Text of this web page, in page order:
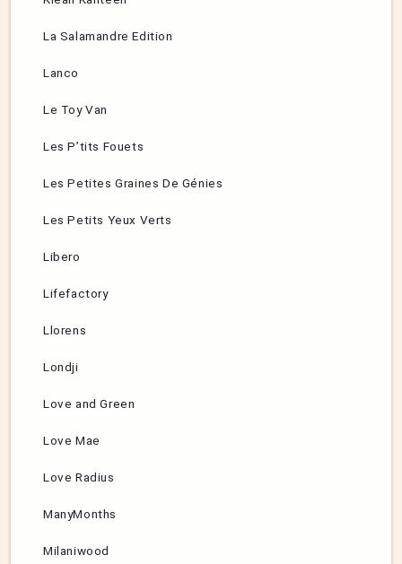
La Salamandre Edition
Lanco
Le Toy Van
Les P’tits Fouets
Les Petites Graines De Génies
Les Petits Yeux Verts
Libero
Lifefactory
Llorens
Londji
Love and Green
Love Mae
Love Radius
ManyMonths
Milaniwood